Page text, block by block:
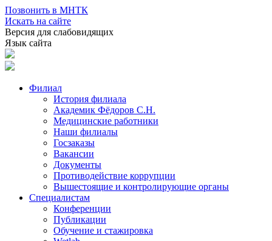
Позвонить в МНТК
Искать на сайте
Версия для слабовидящих
Язык сайта
Филиал
История филиала
Академик Фёдоров С.Н.
Медицинские работники
Наши филиалы
Госзаказы
Вакансии
Документы
Противодействие коррупции
Вышестоящие и контролирующие органы
Специалистам
Конференции
Публикации
Обучение и стажировка